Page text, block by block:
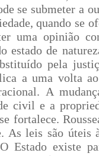
se submeter a
quando se
uma opinião
estado de
pela
a uma volta
A
civil e a
fortalece.
As leis são úteis
Estado existe